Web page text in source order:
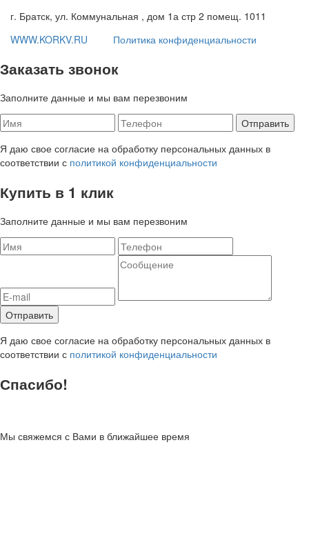
г. Братск, ул. Коммунальная , дом 1а стр 2 помещ. 1011
WWW.KORKV.RU
Политика конфиденциальности
Заказать звонок
Заполните данные и мы вам перезвоним
Я даю свое согласие на обработку персональных данных в
соответствии с политикой конфиденциальности
Купить в 1 клик
Заполните данные и мы вам перезвоним
Я даю свое согласие на обработку персональных данных в
соответствии с политикой конфиденциальности
Спасибо!
Мы свяжемся с Вами в ближайшее время